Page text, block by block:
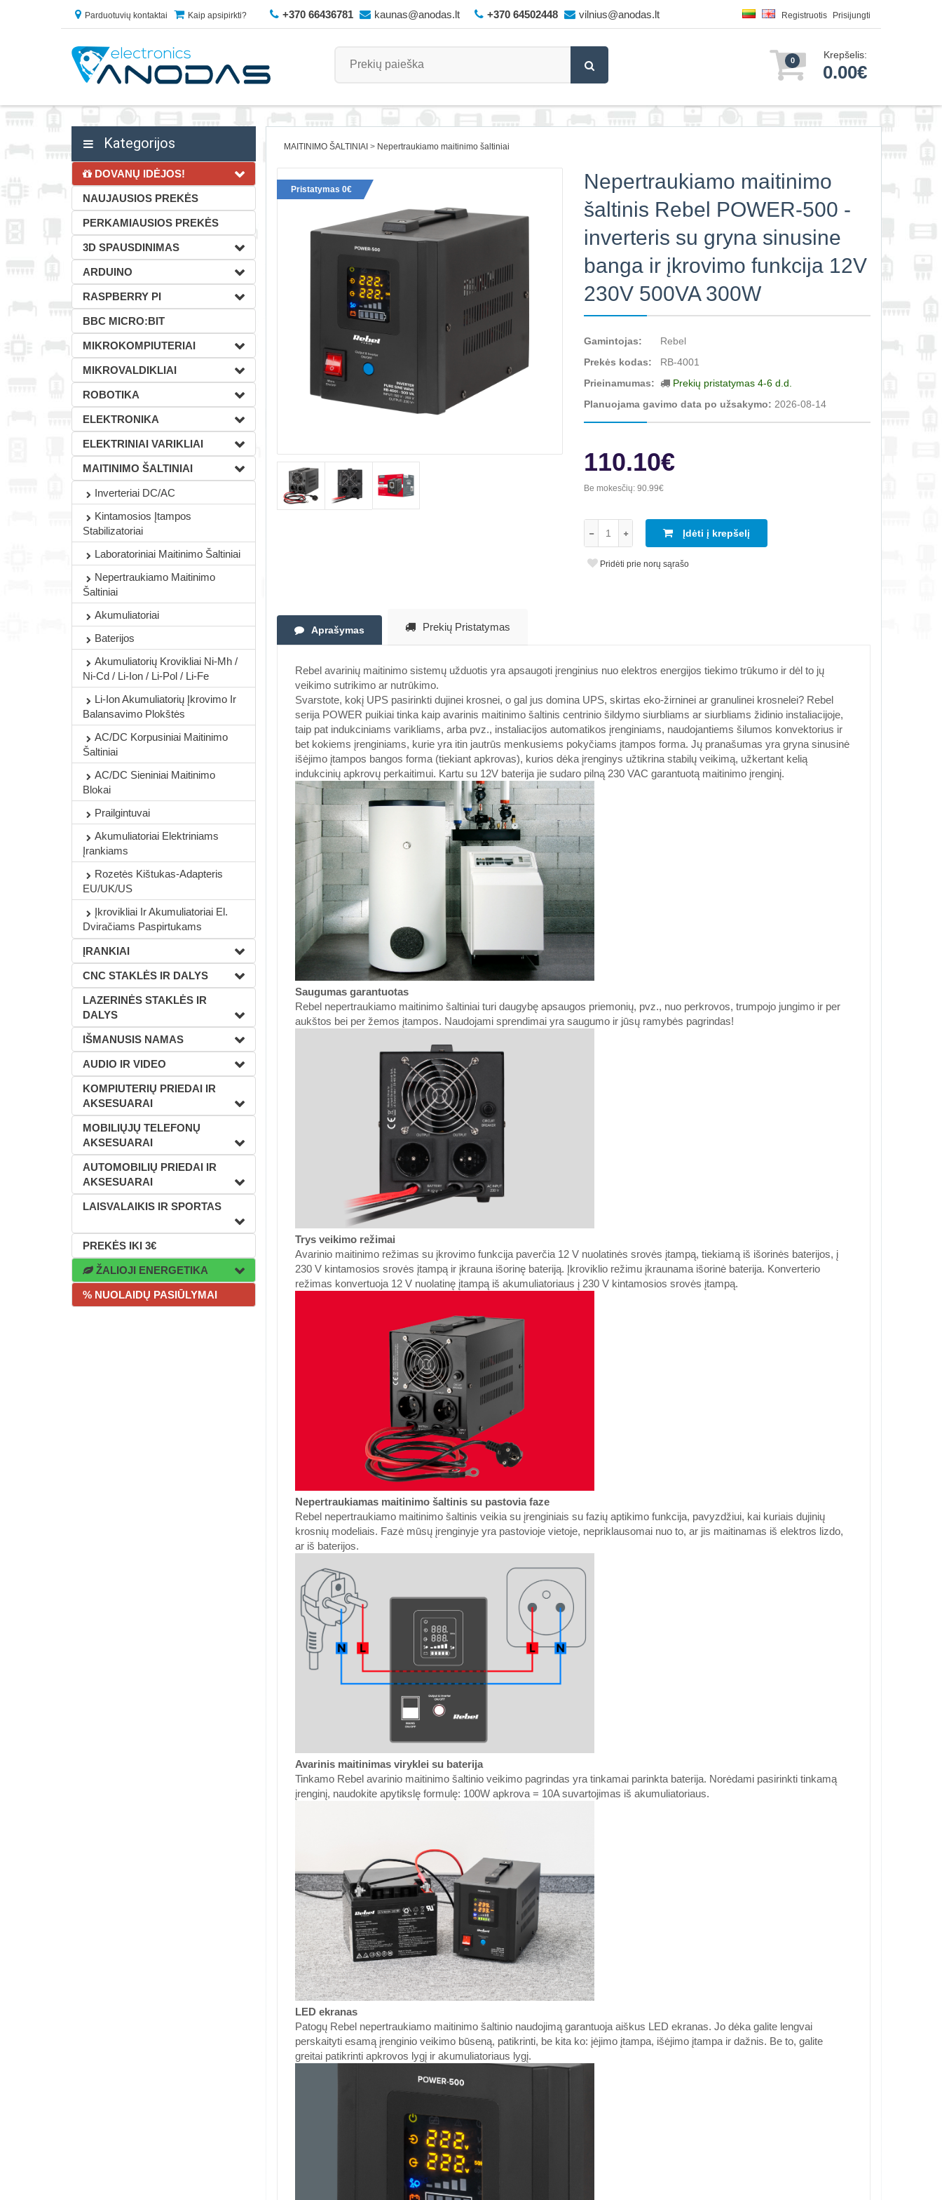
Parduotuvių kontaktai Kaip apsipirkti? +370 66436781 kaunas@anodas.lt +370 64502448 vilnius@anodas.lt Registruotis Prisijungti
0 Krepšelis:
0.00€
Kategorijos
DOVANŲ IDĖJOS!
NAUJAUSIOS PREKĖS
PERKAMIAUSIOS PREKĖS
3D SPAUSDINIMAS
ARDUINO
RASPBERRY PI
BBC MICRO:BIT
MIKROKOMPIUTERIAI
MIKROVALDIKLIAI
ROBOTIKA
ELEKTRONIKA
ELEKTRINIAI VARIKLIAI
MAITINIMO ŠALTINIAI
Inverteriai DC/AC
Kintamosios Įtampos
Stabilizatoriai
Laboratoriniai Maitinimo Šaltiniai
Nepertraukiamo Maitinimo
Šaltiniai
Akumuliatoriai
Baterijos
Akumuliatorių Krovikliai Ni-Mh /
Ni-Cd / Li-Ion / Li-Pol / Li-Fe
Li-Ion Akumuliatorių Įkrovimo Ir
Balansavimo Plokštės
AC/DC Korpusiniai Maitinimo
Šaltiniai
AC/DC Sieniniai Maitinimo
Blokai
Prailgintuvai
Akumuliatoriai Elektriniams
Įrankiams
Rozetės Kištukas-Adapteris
EU/UK/US
Įkrovikliai Ir Akumuliatoriai El.
Dviračiams Paspirtukams
ĮRANKIAI
CNC STAKLĖS IR DALYS
LAZERINĖS STAKLĖS IR
DALYS
IŠMANUSIS NAMAS
AUDIO IR VIDEO
KOMPIUTERIŲ PRIEDAI IR
AKSESUARAI
MOBILIŲJŲ TELEFONŲ
AKSESUARAI
AUTOMOBILIŲ PRIEDAI IR
AKSESUARAI
LAISVALAIKIS IR SPORTAS
PREKĖS IKI 3€
ŽALIOJI ENERGETIKA
% NUOLAIDŲ PASIŪLYMAI
MAITINIMO ŠALTINIAI Nepertraukiamo maitinimo šaltiniai
Pristatymas 0€
Nepertraukiamo maitinimo
šaltinis Rebel POWER-500 -
inverteris su gryna sinusine
banga ir įkrovimo funkcija 12V
230V 500VA 300W
Gamintojas:
Rebel
Prekės kodas:
RB-4001
Prieinamumas:
Prekių pristatymas 4-6 d.d.
Planuojama gavimo data po užsakymo: 2026-08-14
110.10€
Be mokesčių:90.99€
Įdėti į krepšelį
Pridėti prie norų sąrašo
Aprašymas Prekių Pristatymas
Rebel avarinių maitinimo sistemų užduotis yra apsaugoti įrenginius nuo elektros energijos tiekimo trūkumo ir dėl to jų
veikimo sutrikimo ar nutrūkimo.
Svarstote, kokį UPS pasirinkti dujinei krosnei, o gal jus domina UPS, skirtas eko-žirninei ar granulinei krosnelei? Rebel
serija POWER puikiai tinka kaip avarinis maitinimo šaltinis centrinio šildymo siurbliams ar siurbliams židinio instaliacijoje,
taip pat indukciniams varikliams, arba pvz., instaliacijos automatikos įrenginiams, naudojantiems šilumos konvektorius ir
bet kokiems įrenginiams, kurie yra itin jautrūs menkusiems pokyčiams įtampos forma. Jų pranašumas yra gryna sinusinė
išėjimo įtampos bangos forma (tiekiant apkrovas), kurios dėka įrenginys užtikrina stabilų veikimą, užkertant kelią
indukcinių apkrovų perkaitimui. Kartu su 12V baterija jie sudaro pilną 230 VAC garantuotą maitinimo įrenginį.
Saugumas garantuotas
Rebel nepertraukiamo maitinimo šaltiniai turi daugybę apsaugos priemonių, pvz., nuo perkrovos, trumpojo jungimo ir per
aukštos bei per žemos įtampos. Naudojami sprendimai yra saugumo ir jūsų ramybės pagrindas!
Trys veikimo režimai
Avarinio maitinimo režimas su įkrovimo funkcija paverčia 12 V nuolatinės srovės įtampą, tiekiamą iš išorinės baterijos, į
230 V kintamosios srovės įtampą ir įkrauna išorinę bateriją. Įkroviklio režimu įkraunama išorinė baterija. Konverterio
režimas konvertuoja 12 V nuolatinę įtampą iš akumuliatoriaus į 230 V kintamosios srovės įtampą.
Nepertraukiamas maitinimo šaltinis su pastovia faze
Rebel nepertraukiamo maitinimo šaltinis veikia su įrenginiais su fazių aptikimo funkcija, pavyzdžiui, kai kuriais dujinių
krosnių modeliais. Fazė mūsų įrenginyje yra pastovioje vietoje, nepriklausomai nuo to, ar jis maitinamas iš elektros lizdo,
ar iš baterijos.
Avarinis maitinimas viryklei su baterija
Tinkamo Rebel avarinio maitinimo šaltinio veikimo pagrindas yra tinkamai parinkta baterija. Norėdami pasirinkti tinkamą
įrenginį, naudokite apytikslę formulę: 100W apkrova = 10A suvartojimas iš akumuliatoriaus.
LED ekranas
Patogų Rebel nepertraukiamo maitinimo šaltinio naudojimą garantuoja aiškus LED ekranas. Jo dėka galite lengvai
perskaityti esamą įrenginio veikimo būseną, patikrinti, be kita ko: įėjimo įtampa, išėjimo įtampa ir dažnis. Be to, galite
greitai patikrinti apkrovos lygį ir akumuliatoriaus lygį.